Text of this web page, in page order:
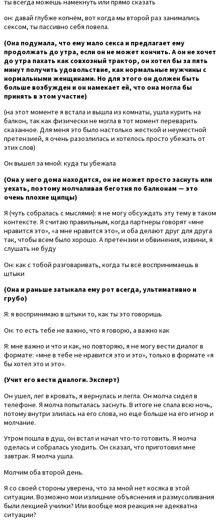
ты всегда можешь намекнуть или прямо сказать
он: давай глубже копнём, вот когда мы второй раз занимались
сексом, ты пассивно себя повела.
(Она подумала, что ему мало секса и предлагает ему
продолжать до утра, если он не может кончить. А он не хочет
до утра пахать как совхозный трактор, он хотел бы за пять
минут получить удовольствие, как нормальные мужчины с
нормальными женщинами. Но для этого он должен быть
больше возбужден и он намекает ей, что она могла бы
принять в этом участие)
(на этот моменте я встала и вышла из комнаты, ушла курить на
балкон, так как физически не могла в тот момент переварить
сказанное. Для меня это было настолько жесткой и неуместной
претензией, я очень разозлилась и хотелось просто убежать от
этих слов)
Он вышел за мной: куда ты убежала
(Она у него дома находится, он не может просто заснуть или
уехать, поэтому молчаливая беготня по балконам — это
очень плохие щипцы)
Я (чуть собралась с мыслями): я не могу обсуждать эту тему в таком
контексте. Я считаю правильным, когда партнеры говорят «мне
нравится это», «а мне нравится это», и оба делают друг для друга
так, чтобы всем было хорошо. А претензии и обвинения, извини, я
слушать не буду
Он: как с тобой разговаривать, когда ты всё воспринимаешь в
штыки
(Она и раньше затыкала ему рот всегда, ультимативно и
грубо)
Я: я воспринимаю в штыки то, как ты это говоришь
Он: то есть тебе не важно, что я говорю, а важно как
Я: мне важно и что и как, но повторяю, я не могу вести диалог в
формате: «мне в тебе не нравится это и это», только в формате «я
бы хотел это и это».
(Учит его вести диалоги. Эксперт)
Он ушел, лег в кровать, я вернулась и легла. Он молча сидел в
телефоне. Я молча попыталась заснуть. В итоге не спала всю ночь,
потому внутри злилась на его слова, но еще больше на его игнор и
молчание.
Утром пошла в душ, он встал и начал что-то готовить. Я молча
оделась и собралась уходить. Он сказал, что приготовил мне
завтрак. Я молча ушла.
Молчим оба второй день.
Я со своей стороны уверена, что за мной нет косяка в этой
ситуации. Возможно мои излишние объяснения и размусоливания
были лекцией училки? Или вообще моя реакция не адекватна
ситуации?